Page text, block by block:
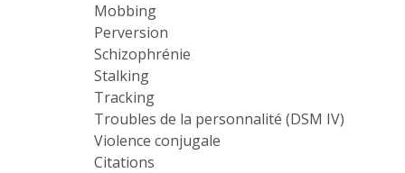
Mobbing
Perversion
Schizophrénie
Stalking
Tracking
Troubles de la personnalité (DSM IV)
Violence conjugale
Citations